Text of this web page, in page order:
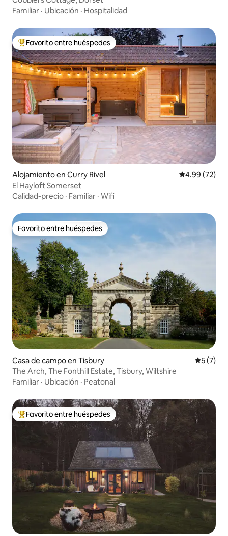
Familiar · Ubicación · Hospitalidad
Favorito entre huéspedes preferido
Favorito entre huéspedes
Alojamiento en Curry Rivel Calificación
4.99 (72)
El Hayloft Somerset
Calidad-precio · Familiar · Wifi
Favorito entre huéspedes
Favorito entre huéspedes
Casa de campo en Tisbury
5 (7)
The Arch, The Fonthill Estate, Tisbury, Wiltshire
Familiar · Ubicación · Peatonal
Favorito entre huéspedes preferido
Favorito entre huéspedes